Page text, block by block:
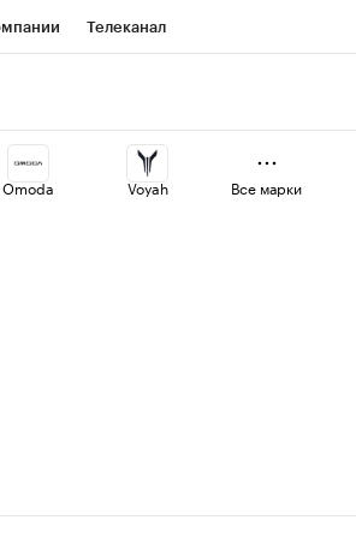
Телеканал
Проверка контрагентов
Omoda Voyah Все марки